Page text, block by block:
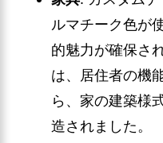
ルマチーク色が
的魅力が確保さ
は、居住者の機
ら、家の建築様
造されました。